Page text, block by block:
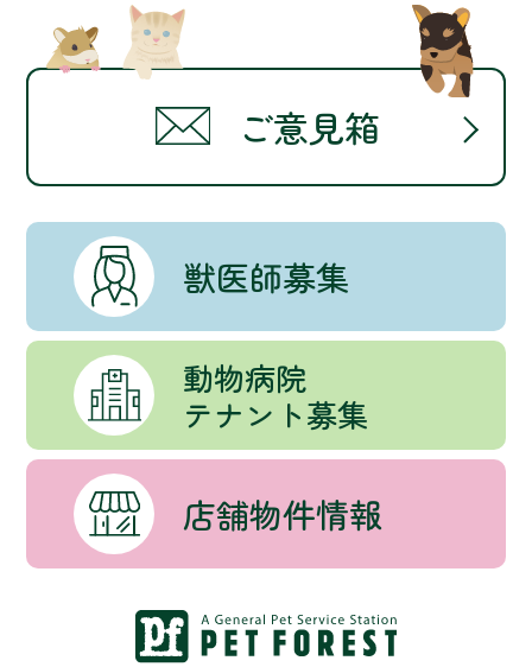
ご意見箱
獣医師募集
動物病院
テナント募集
店舗物件情報